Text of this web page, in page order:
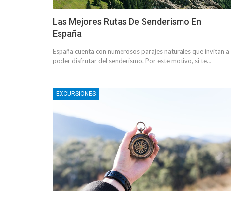
Las Mejores Rutas De Senderismo En
España
España cuenta con numerosos parajes naturales que invitan a
poder disfrutar del senderismo. Por este motivo, si te…
EXCURSIONES